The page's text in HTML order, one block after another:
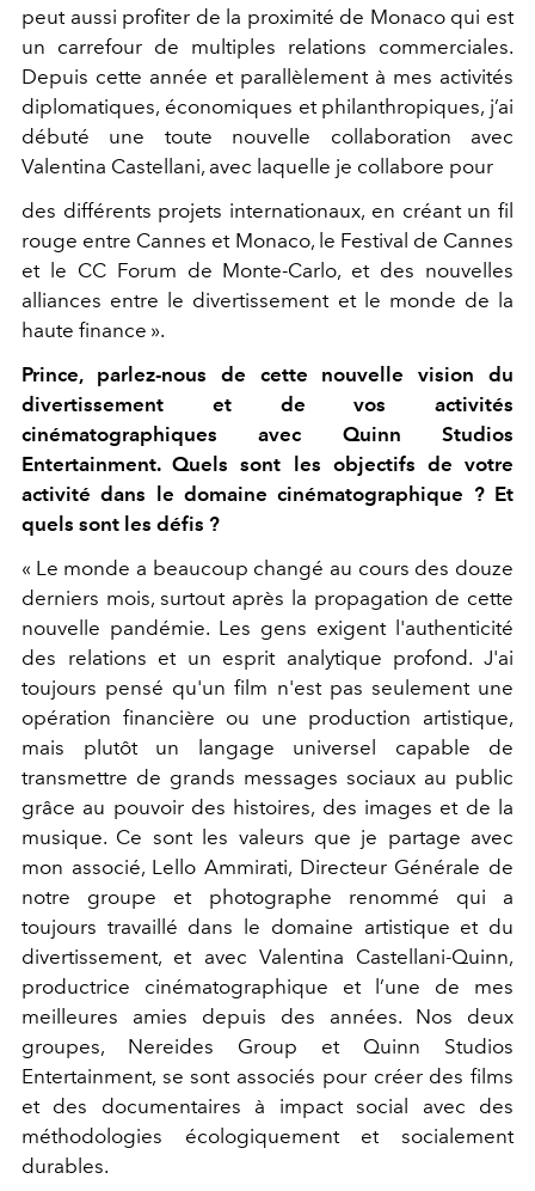
peut aussi profiter de la proximité de Monaco qui est
un carrefour de multiples relations commerciales.
Depuis cette année et parallèlement à mes activités
diplomatiques, économiques et philanthropiques, j’ai
débuté une toute nouvelle collaboration avec
Valentina Castellani, avec laquelle je collabore pour
des différents projets internationaux, en créant un fil
rouge entre Cannes et Monaco, le Festival de Cannes
et le CC Forum de Monte-Carlo, et des nouvelles
alliances entre le divertissement et le monde de la
haute finance ».
Prince, parlez-nous de cette nouvelle vision du
divertissement et de vos activités
cinématographiques avec Quinn Studios
Entertainment. Quels sont les objectifs de votre
activité dans le domaine cinématographique ? Et
quels sont les défis ?
« Le monde a beaucoup changé au cours des douze
derniers mois, surtout après la propagation de cette
nouvelle pandémie. Les gens exigent l'authenticité
des relations et un esprit analytique profond. J'ai
toujours pensé qu'un film n'est pas seulement une
opération financière ou une production artistique,
mais plutôt un langage universel capable de
transmettre de grands messages sociaux au public
grâce au pouvoir des histoires, des images et de la
musique. Ce sont les valeurs que je partage avec
mon associé, Lello Ammirati, Directeur Générale de
notre groupe et photographe renommé qui a
toujours travaillé dans le domaine artistique et du
divertissement, et avec Valentina Castellani-Quinn,
productrice cinématographique et l’une de mes
meilleures amies depuis des années. Nos deux
groupes, Nereides Group et Quinn Studios
Entertainment, se sont associés pour créer des films
et des documentaires à impact social avec des
méthodologies écologiquement et socialement
durables.